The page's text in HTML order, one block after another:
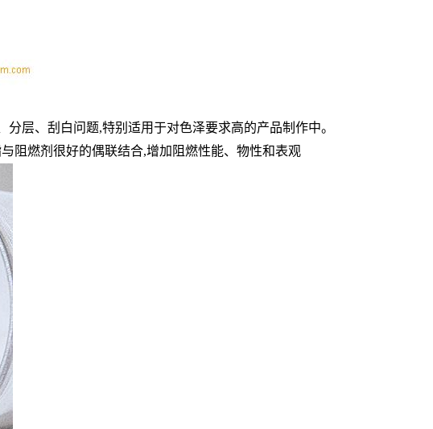
层、刮白问题,特别适用于对色泽要求高的产品制作中。
燃剂很好的偶联结合,增加阻燃性能、物性和表观